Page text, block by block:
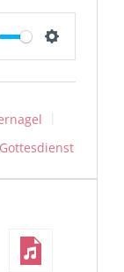
Settings
Gottesdienst